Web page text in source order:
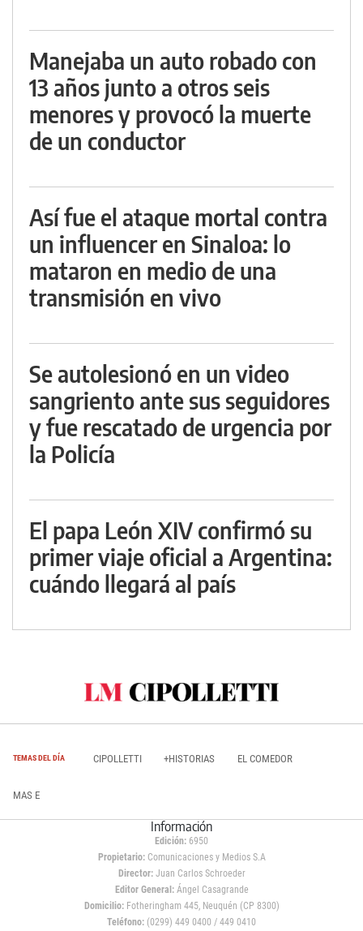
Manejaba un auto robado con
13 años junto a otros seis
menores y provocó la muerte
de un conductor
Así fue el ataque mortal contra
un influencer en Sinaloa: lo
mataron en medio de una
transmisión en vivo
Se autolesionó en un video
sangriento ante sus seguidores
y fue rescatado de urgencia por
la Policía
El papa León XIV confirmó su
primer viaje oficial a Argentina:
cuándo llegará al país
TEMAS DEL DÍA CIPOLLETTI +HISTORIAS EL COMEDOR
MAS E
Información
Edición: 6950
Propietario:Comunicaciones y Medios S.A
Director: Juan Carlos Schroeder
Editor General:Ángel Casagrande
Domicilio:Fotheringham 445, Neuquén (CP 8300)
Teléfono: (0299) 449 0400 / 449 0410